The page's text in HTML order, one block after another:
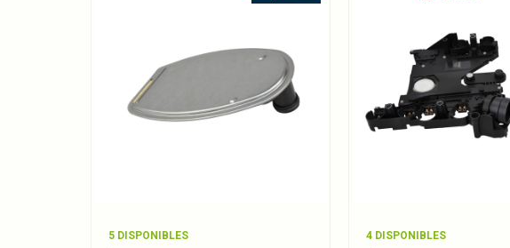
K52108324AC
A1402700250
A2035400053
5 DISPONIBLES 4 DISPONIBLES